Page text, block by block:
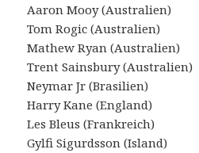
Aaron Mooy (Australien)
Tom Rogic (Australien)
Mathew Ryan (Australien)
Trent Sainsbury (Australien)
Neymar Jr (Brasilien)
Harry Kane (England)
Les Bleus (Frankreich)
Gylfi Sigurdsson (Island)